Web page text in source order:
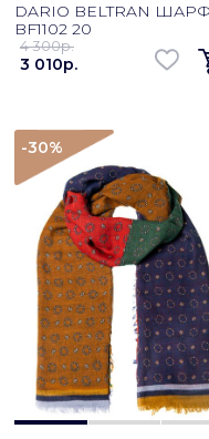
DARIO BELTRAN ШАРФ
BF1102 20
4 300p.
3 010p.
-30%